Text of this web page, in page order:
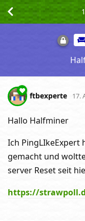
1
ftbexperte 17.
Hallo Halfminer
Ich PingLIkeExpert
gemacht und
server Reset seit
https://